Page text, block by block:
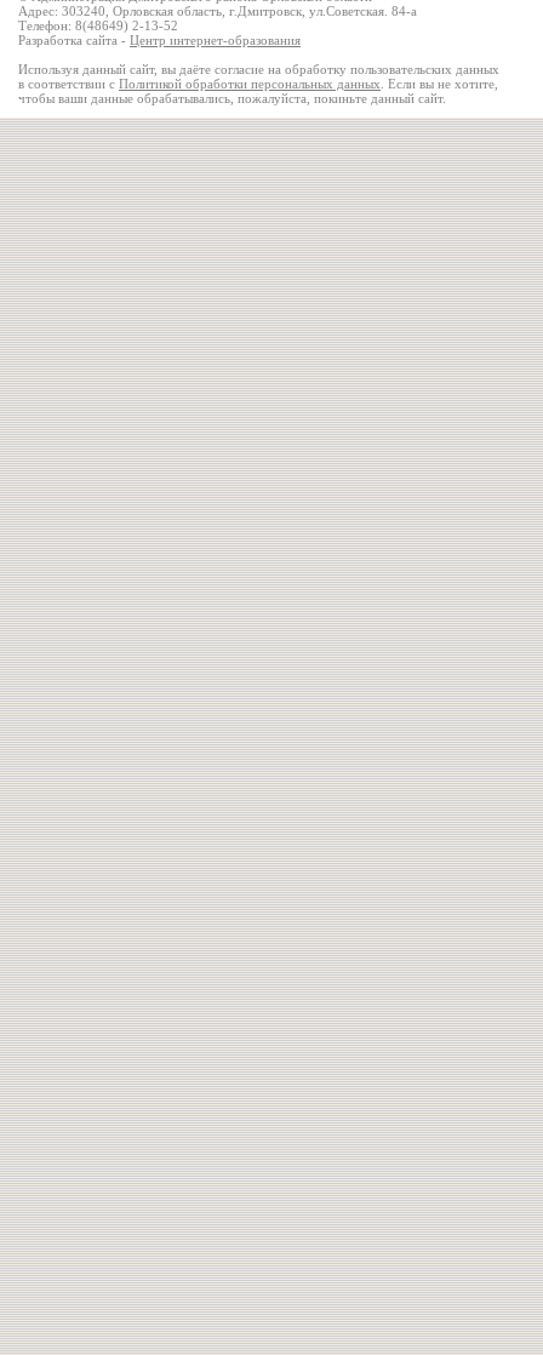
Адрес: 303240, Орловская область, г.Дмитровск, ул.Советская. 84-а
Телефон: 8(48649) 2-13-52
Разработка сайта - Центр интернет-образования
Используя данный сайт, вы даёте согласие на обработку пользовательских данных
в соответствии с Политикой обработки персональных данных . Если вы не хотите,
чтобы ваши данные обрабатывались, пожалуйста, покиньте данный сайт.